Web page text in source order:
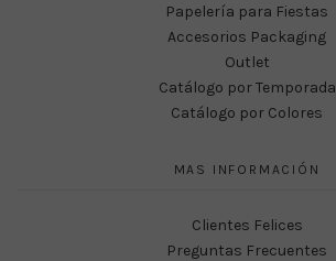
Papelería para Fiestas
Accesorios Packaging
Outlet
Catálogo por Temporada
Catálogo por Colores
MAS INFORMACIÓN
Clientes Felices
Preguntas Frecuentes